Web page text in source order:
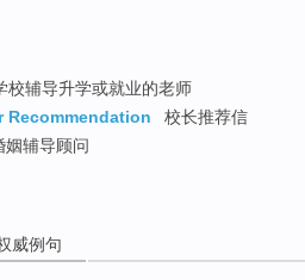
校辅导升学或就业的老师
Recommendation
校长推荐信
姻辅导顾问
威例句